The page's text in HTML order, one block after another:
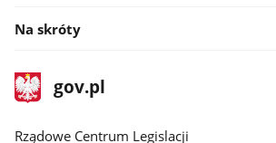
Na skróty
stopka
gov.plStrona
gov.pl
Rządowe Centrum Legislacji